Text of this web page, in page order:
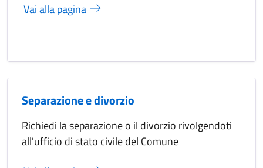
Vai alla pagina
Separazione e divorzio
Richiedi la separazione o il divorzio rivolgendoti
all'ufficio di stato civile del Comune